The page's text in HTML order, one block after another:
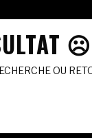
☹️
OU